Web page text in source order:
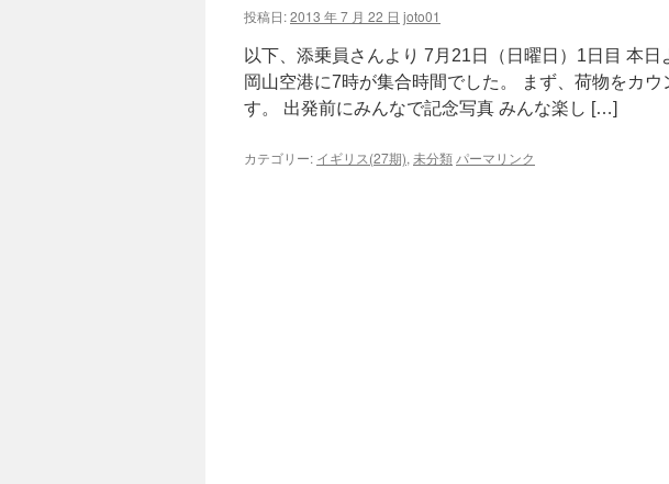
投稿日:2013 年 7 月 22 日 joto01
以下、添乗員さんより 7月21日（日曜日）1日目 本日
岡山空港に7時が集合時間でした。 まず、荷物をカ
す。 出発前にみんなで記念写真 みんな楽し […]
カテゴリー: イギリス(27期), 未分類 パーマリンク